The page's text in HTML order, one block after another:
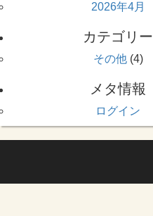
2026年4月
カテゴリー
その他(4)
メタ情報
ログイン